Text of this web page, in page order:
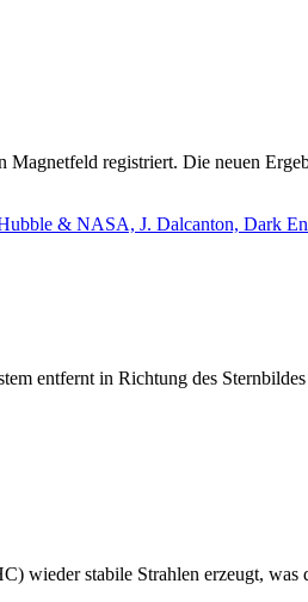
registriert. Die neuen
entfernt in Richtung des
wieder stabile Strahlen erzeugt, was